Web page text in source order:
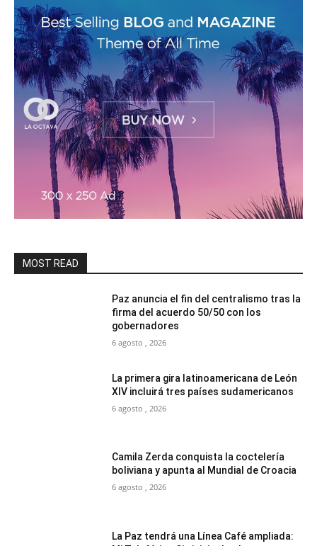
MOST READ
Paz anuncia el fin del centralismo tras la
firma del acuerdo 50/50 con los
gobernadores
6 agosto , 2026
La primera gira latinoamericana de León
XIV incluirá tres países sudamericanos
6 agosto , 2026
Camila Zerda conquista la coctelería
boliviana y apunta al Mundial de Croacia
6 agosto , 2026
La Paz tendrá una Línea Café ampliada: